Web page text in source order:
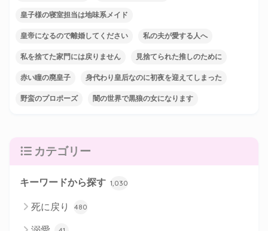
皇子様の寝室担当は地味系メイド
皇帝になるので離婚してください 私の夫が愛する人へ
私を捨てた家門には戻りません 見捨てられた推しのために
赤い瞳の廃皇子 身代わり皇后なのに初夜を迎えてしまった
野蛮のプロポーズ 闇の世界で黒狼の女になります
カテゴリー
キーワードから探す 1,030
死に戻り 480